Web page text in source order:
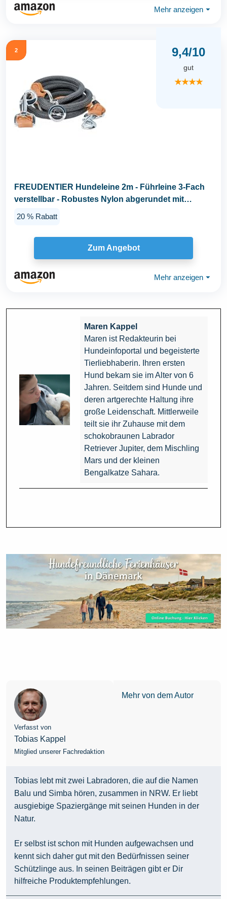
Mehr anzeigen ⏷
2 9,4/10
gut
★★★★
FREUDENTIER Hundeleine 2m - Führleine 3-Fach
verstellbar - Robustes Nylon abgerundet mit
20 % Rabatt
Zum Angebot
Mehr anzeigen ⏷
Maren Kappel
Maren ist Redakteurin bei
Hundeinfoportal und begeisterte
Tierliebhaberin. Ihren ersten
Hund bekam sie im Alter von 6
Jahren. Seitdem sind Hunde und
deren artgerechte Haltung ihre
große Leidenschaft. Mittlerweile
teilt sie ihr Zuhause mit dem
schokobraunen Labrador
Retriever Jupiter, dem Mischling
Mars und der kleinen
Bengalkatze Sahara.
Verfasst von
Tobias Kappel
Mitglied unserer Fachredaktion
Mehr von dem Autor
Tobias lebt mit zwei Labradoren, die auf die Namen
Balu und Simba hören, zusammen in NRW. Er liebt
ausgiebige Spaziergänge mit seinen Hunden in der
Natur.
Er selbst ist schon mit Hunden aufgewachsen und
kennt sich daher gut mit den Bedürfnissen seiner
Schützlinge aus. In seinen Beiträgen gibt er Dir
hilfreiche Produktempfehlungen.